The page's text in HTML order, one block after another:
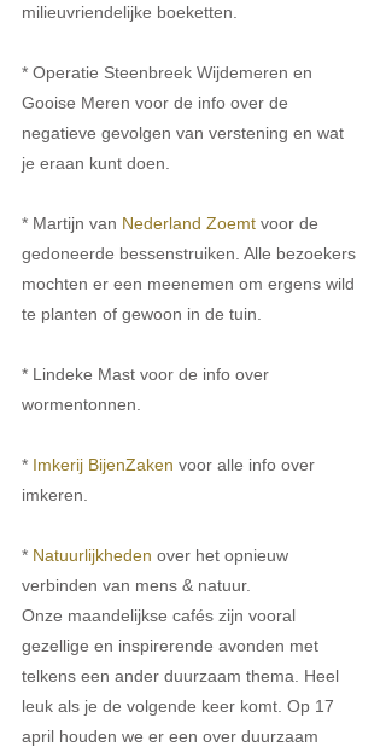
milieuvriendelijke boeketten.
* Operatie Steenbreek Wijdemeren en
Gooise Meren voor de info over de
negatieve gevolgen van verstening en wat
je eraan kunt doen.
* Martijn van Nederland Zoemt voor de
gedoneerde bessenstruiken. Alle bezoekers
mochten er een meenemen om ergens wild
te planten of gewoon in de tuin.
* Lindeke Mast voor de info over
wormentonnen.
* Imkerij BijenZaken voor alle info over
imkeren.
* Natuurlijkheden over het opnieuw
verbinden van mens & natuur.
Onze maandelijkse cafés zijn vooral
gezellige en inspirerende avonden met
telkens een ander duurzaam thema. Heel
leuk als je de volgende keer komt. Op 17
april houden we er een over duurzaam